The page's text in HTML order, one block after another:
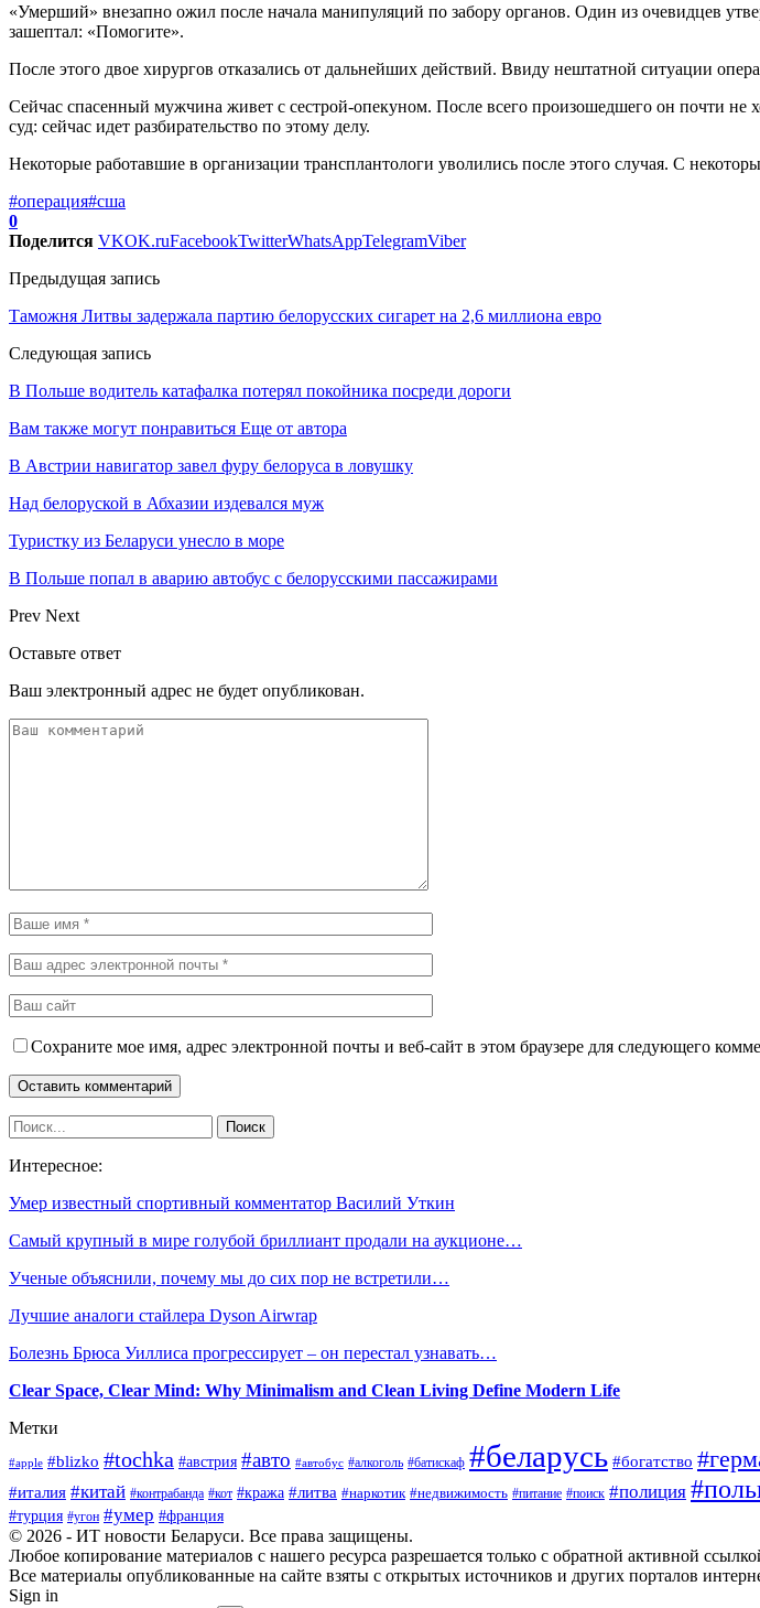
«Умерший» внезапно ожил после начала манипуляций по забору органов. Один из очевидцев
зашептал: «Помогите».
После этого двое хирургов отказались от дальнейших действий. Ввиду нештатной ситуации
Сейчас спасенный мужчина живет с сестрой-опекуном. После всего произошедшего он почти не
суд: сейчас идет разбирательство по этому делу.
Некоторые работавшие в организации трансплантологи уволились после этого случая. С
#операция#сша
0
Поделится VKOK.ruFacebookTwitterWhatsAppTelegramViber
Предыдущая запись
Таможня Литвы задержала партию белорусских сигарет на 2,6 миллиона евро
Следующая запись
В Польше водитель катафалка потерял покойника посреди дороги
Вам также могут понравиться Еще от автора
В Австрии навигатор завел фуру белоруса в ловушку
Над белоруской в Абхазии издевался муж
Туристку из Беларуси унесло в море
В Польше попал в аварию автобус с белорусскими пассажирами
Prev Next
Оставьте ответ
Ваш электронный адрес не будет опубликован.
Сохраните мое имя, адрес электронной почты и веб-сайт в этом браузере для следующего
Интересное:
Умер известный спортивный комментатор Василий Уткин
Самый крупный в мире голубой бриллиант продали на аукционе…
Ученые объяснили, почему мы до сих пор не встретили…
Лучшие аналоги стайлера Dyson Airwrap
Болезнь Брюса Уиллиса прогрессирует – он перестал узнавать…
Clear Space, Clear Mind: Why Minimalism and Clean Living Define Modern Life
Метки
#apple #blizko #tochka #австрия #авто #автобус #алкоголь #батискаф #беларусь #богатство
#италия #китай #контрабанда #кот #кража #литва #наркотик #недвижимость #питание #поиск #полиция
#турция #угон #умер #франция
© 2026 - ИТ новости Беларуси. Все права защищены.
Любое копирование материалов с нашего ресурса разрешается только с обратной активной
Все материалы опубликованные на сайте взяты с открытых источников и других порталов
Sign in